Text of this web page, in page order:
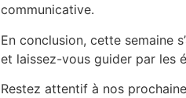
communicative.
En conclusion, cette semaine
et laissez-vous guider par les
Restez attentif à nos